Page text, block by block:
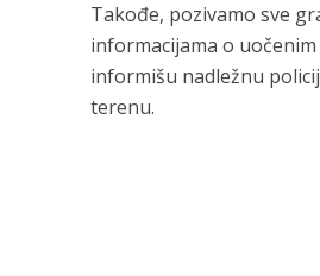
Takođe, pozivamo sve
informacijama o
informišu nadležnu
terenu.